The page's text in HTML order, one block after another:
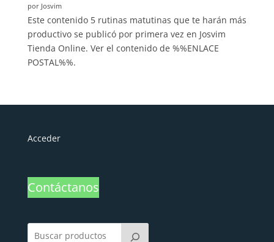
por Josvim
Este contenido 5 rutinas matutinas que te harán más
productivo se publicó por primera vez en Josvim
Tienda Online. Ver el contenido de %%ENLACE
POSTAL%%.
Acceder
Contáctanos